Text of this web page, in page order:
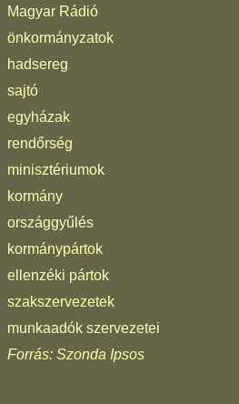
Magyar Rádió
önkormányzatok
hadsereg
sajtó
egyházak
rendőrség
minisztériumok
kormány
országgyűlés
kormánypártok
ellenzéki pártok
szakszervezetek
munkaadók szervezetei
Forrás: Szonda Ipsos